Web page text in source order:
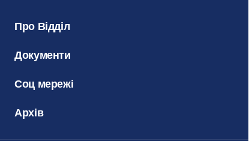
Про Відділ
Документи
Соц мережі
Архів